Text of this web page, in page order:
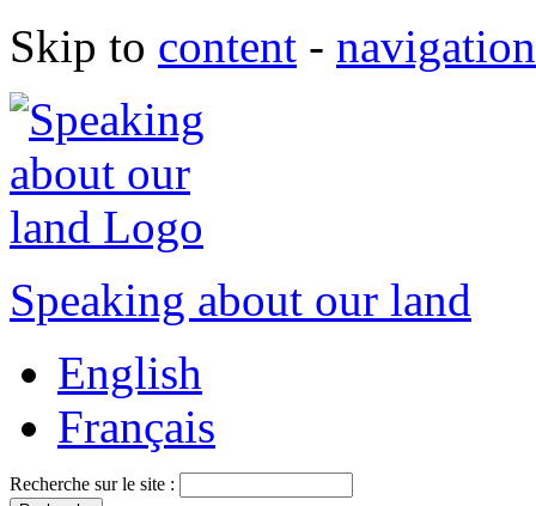
Skip to content - navigation
Speaking about our land
English
Français
Recherche sur le site :